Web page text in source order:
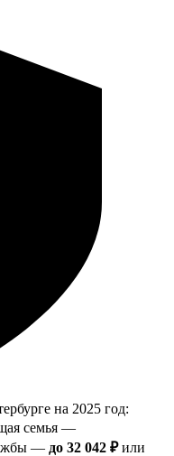
на 2025 год:
семья —
— до 32 042 ₽или